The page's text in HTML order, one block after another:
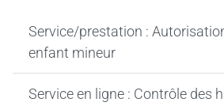
Service/prestation :
enfant mineur
Service en ligne : Contrôle des